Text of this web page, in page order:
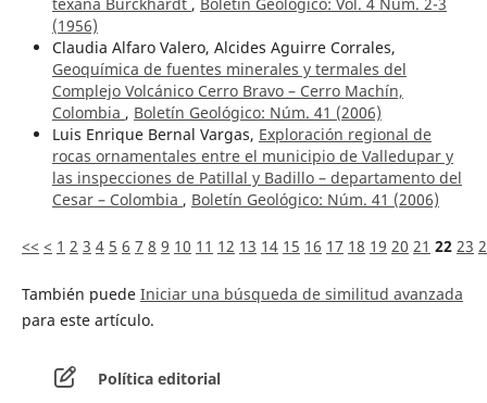
texana Burckhardt , Boletín Geológico: Vol. 4 Núm. 2-3
(1956)
Claudia Alfaro Valero, Alcides Aguirre Corrales,
Geoquímica de fuentes minerales y termales del
Complejo Volcánico Cerro Bravo – Cerro Machín,
Colombia , Boletín Geológico: Núm. 41 (2006)
Luis Enrique Bernal Vargas, Exploración regional de
rocas ornamentales entre el municipio de Valledupar y
las inspecciones de Patillal y Badillo – departamento del
Cesar – Colombia , Boletín Geológico: Núm. 41 (2006)
<< < 1 2 3 4 5 6 7 8 9 10 11 12 13 14 15 16 17 18 19 20 21 22 23
También puede Iniciar una búsqueda de similitud avanzada
para este artículo.
Política editorial